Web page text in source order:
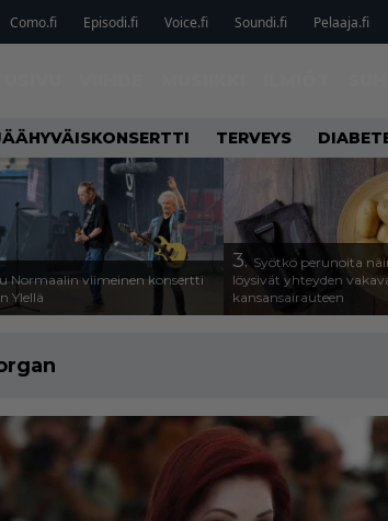
Como.fi Episodi.fi Voice.fi Soundi.fi Pelaaja.fi
TERVEYS
Normaalin viimeinen konsertti
Ylellä
3. Syötkö perunoita
löysivät yhteyden
kansansairauteen